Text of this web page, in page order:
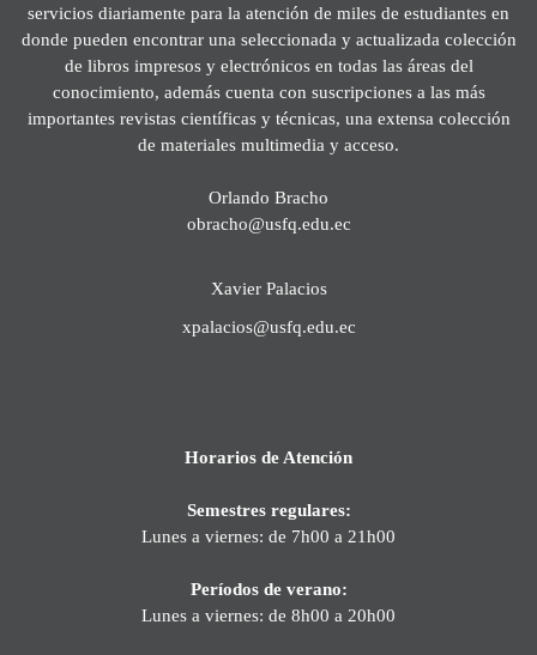
servicios diariamente para la atención de miles de estudiantes en
donde pueden encontrar una seleccionada y actualizada colección
de libros impresos y electrónicos en todas las áreas del
conocimiento, además cuenta con suscripciones a las más
importantes revistas científicas y técnicas, una extensa colección
de materiales multimedia y acceso.
Orlando Bracho
obracho@usfq.edu.ec
Xavier Palacios
xpalacios@usfq.edu.ec
Horarios de Atención
Semestres regulares:
Lunes a viernes: de 7h00 a 21h00
Períodos de verano:
Lunes a viernes: de 8h00 a 20h00